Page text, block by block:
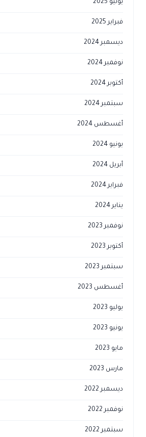
يونيو 2025
فبراير 2025
ديسمبر 2024
نوفمبر 2024
أكتوبر 2024
سبتمبر 2024
أغسطس 2024
يونيو 2024
أبريل 2024
فبراير 2024
يناير 2024
نوفمبر 2023
أكتوبر 2023
سبتمبر 2023
أغسطس 2023
يوليو 2023
يونيو 2023
مايو 2023
مارس 2023
ديسمبر 2022
نوفمبر 2022
سبتمبر 2022